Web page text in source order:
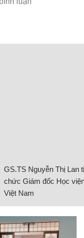
GS.TS Nguyễn Thị Lan
chức Giám đốc Học
Việt Nam